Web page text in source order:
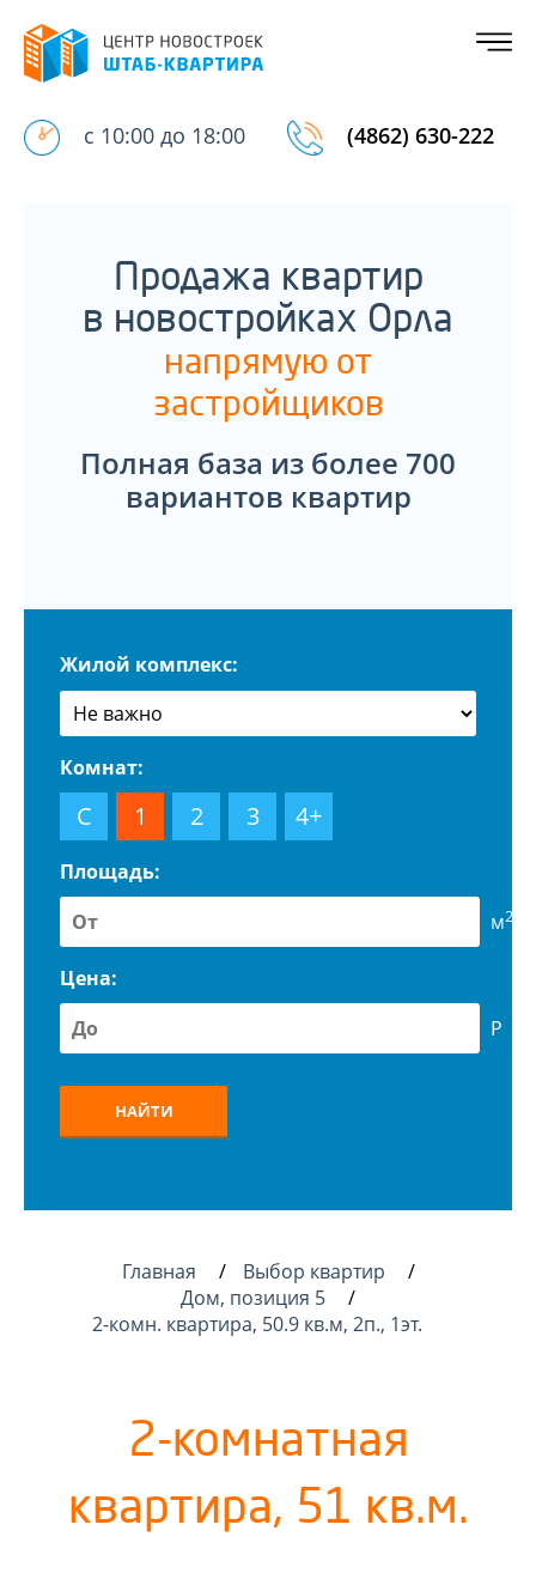
с 10:00 до 18:00 (4862) 630-222
Продажа квартир
в новостройках Орла
напрямую от
застройщиков
Полная база из более 700
вариантов квартир
Жилой комплекс:
Комнат:
С 1 2 3 4+
Площадь:
м2
Цена:
Р
НАЙТИ
Главная
Выбор квартир
Дом, позиция 5
2-комн. квартира, 50.9 кв.м, 2п., 1эт.
2-комнатная
квартира, 51 кв.м.